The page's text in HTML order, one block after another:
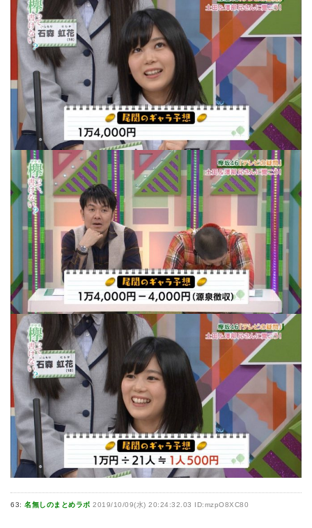
63: 名無しのまとめラボ 2019/10/09(水) 20:24:32.03 ID:mzpO8XC80